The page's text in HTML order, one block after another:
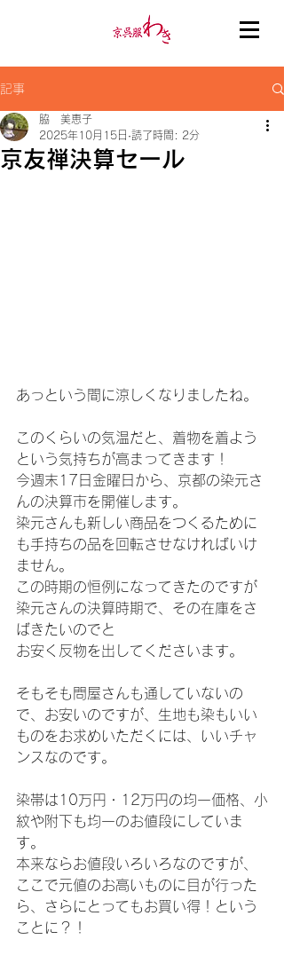
記事
京友禅決算セール
脇 美恵子
2025年10月15日 読了時間: 2分
あっという間に涼しくなりましたね。
このくらいの気温だと、着物を着よう
という気持ちが高まってきます！
今週末17日金曜日から、京都の染元さ
んの決算市を開催します。
染元さんも新しい商品をつくるために
も手持ちの品を回転させなければいけ
ません。
この時期の恒例になってきたのですが
染元さんの決算時期で、その在庫をさ
ばきたいのでと
お安く反物を出してくださいます。
そもそも問屋さんも通していないの
で、お安いのですが、生地も染もいい
ものをお求めいただくには、いいチャ
ンスなのです。
染帯は10万円・12万円の均一価格、小
紋や附下も均一のお値段にしていま
す。
本来ならお値段いろいろなのですが、
ここで元値のお高いものに目が行った
ら、さらにとってもお買い得！という
ことに？！